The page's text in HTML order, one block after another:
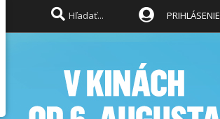
PRIHLÁSENIE